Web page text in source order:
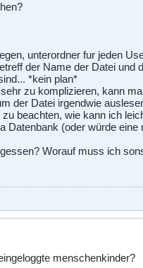
unterordner fur jeden
der Name der Datei und
*kein plan*
zu komplizieren, kann
der Datei irgendwie
beachten, wie kann ich
Datenbank (oder würde eine
Worauf muss ich
menschenkinder?